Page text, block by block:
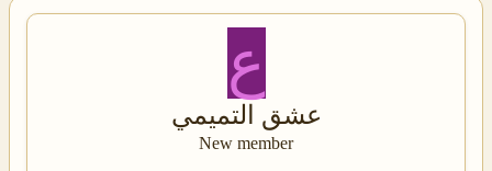
ع
عشق التميمي
New member